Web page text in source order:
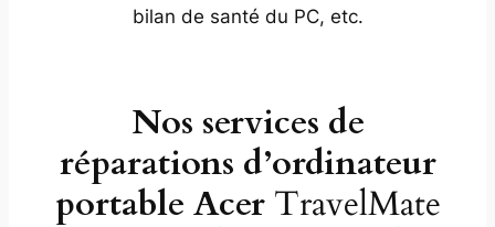
bilan de santé du PC, etc.
Nos services de
réparations d’ordinateur
portable AcerTravelMate